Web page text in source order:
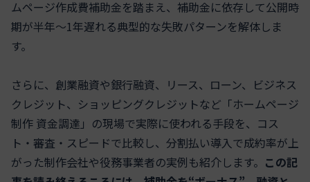
ムページ作成費補助金を踏まえ、補助金に依存して公開時
期が半年〜1年遅れる典型的な失敗パターンを解体しま
す。
さらに、創業融資や銀行融資、リース、ローン、ビジネス
クレジット、ショッピングクレジットなど「ホームページ
制作 資金調達」の現場で実際に使われる手段を、コス
ト・審査・スピードで比較し、分割払い導入で成約率が上
がった制作会社や役務事業者の実例も紹介します。 この記